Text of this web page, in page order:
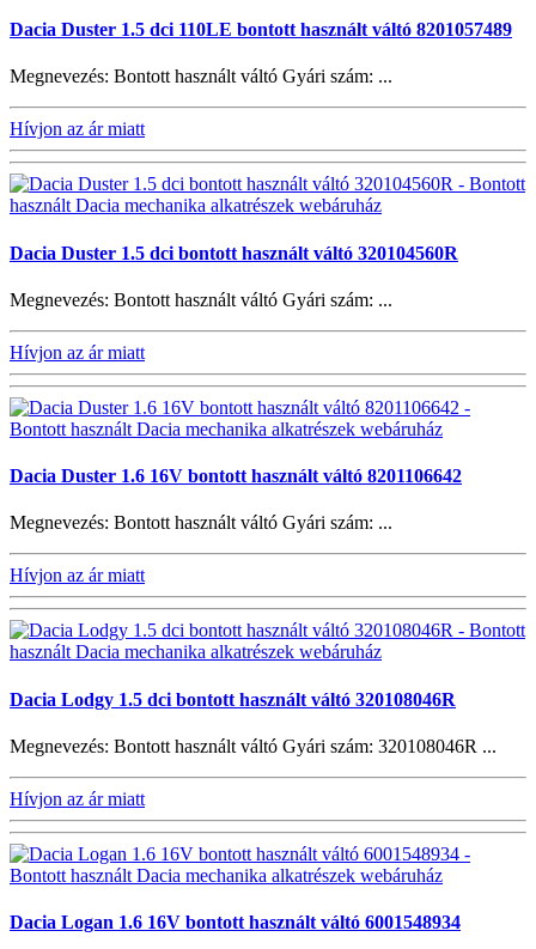
Dacia Duster 1.5 dci 110LE bontott használt váltó 8201057489
Megnevezés: Bontott használt váltó Gyári szám: ...
Hívjon az ár miatt
Dacia Duster 1.5 dci bontott használt váltó 320104560R
Megnevezés: Bontott használt váltó Gyári szám: ...
Hívjon az ár miatt
Dacia Duster 1.6 16V bontott használt váltó 8201106642
Megnevezés: Bontott használt váltó Gyári szám: ...
Hívjon az ár miatt
Dacia Lodgy 1.5 dci bontott használt váltó 320108046R
Megnevezés: Bontott használt váltó Gyári szám: 320108046R ...
Hívjon az ár miatt
Dacia Logan 1.6 16V bontott használt váltó 6001548934